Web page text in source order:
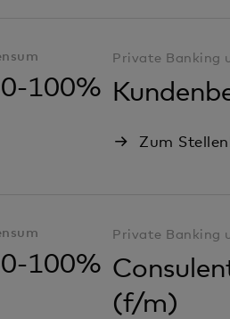
100%
Private Banking
Zum
100%
Private Banking
(f/m)